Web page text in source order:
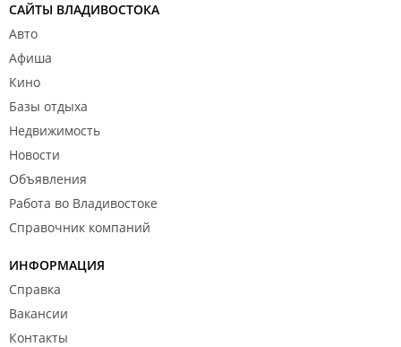
САЙТЫ ВЛАДИВОСТОКА
Авто
Афиша
Кино
Базы отдыха
Недвижимость
Новости
Объявления
Работа во Владивостоке
Справочник компаний
ИНФОРМАЦИЯ
Справка
Вакансии
Контакты